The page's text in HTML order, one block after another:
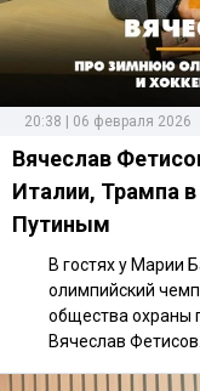
20:38 | 06 февраля 2026
Вячеслав
Италии, Трампа
Путиным
В гостях у Марии
олимпийский
общества охраны
Вячеслав Фетисов.